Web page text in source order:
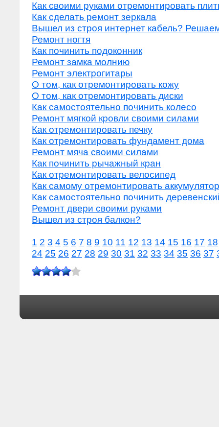
Как своими руками отремонтировать
Как сделать ремонт зеркала
Вышел из строя интернет кабель?
Ремонт ногтя
Как починить подоконник
Ремонт замка молнию
Ремонт электрогитары
О том, как отремонтировать кожу
О том, как отремонтировать диски
Как самостоятельно починить колесо
Ремонт мягкой кровли своими силами
Как отремонтировать печку
Как отремонтировать фундамент дома
Ремонт мяча своими силами
Как починить рычажный кран
Как отремонтировать велосипед
Как самому отремонтировать аккумулятор
Как самостоятельно починить
Ремонт двери своими руками
Вышел из строя балкон?
1 2 3 4 5 6 7 8 9 10 11 12 13 14 15 16 17 18
24 25 26 27 28 29 30 31 32 33 34 35 36 37